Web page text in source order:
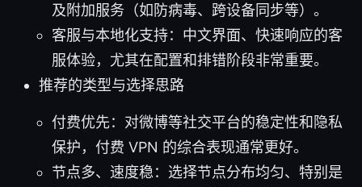
及附加服务（如防病毒、跨设备同步等）。
客服与本地化支持：中文界面、快速响应的客
服体验，尤其在配置和排错阶段非常重要。
推荐的类型与选择思路
付费优先：对微博等社交平台的稳定性和隐私
保护，付费 VPN 的综合表现通常更好。
节点多、速度稳：选择节点分布均匀、特别是